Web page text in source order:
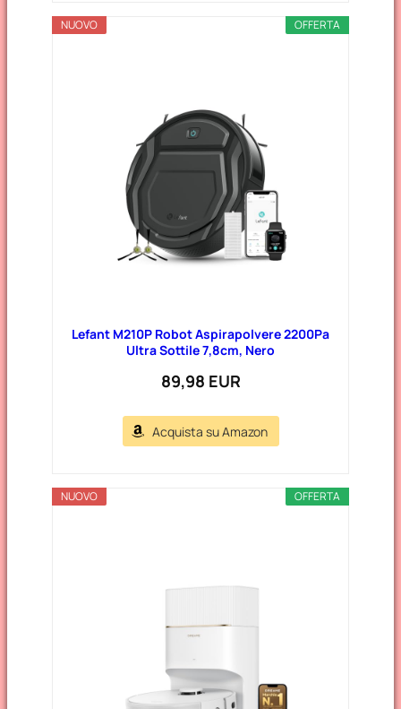
OFFERTA
NUOVO
Lefant M210P Robot Aspirapolvere 2200Pa
Ultra Sottile 7,8cm, Nero
89,98 EUR
Acquista su Amazon
OFFERTA
NUOVO